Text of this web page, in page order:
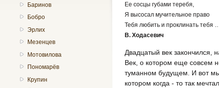
Баринов
Бобро
Эрлих
Мезенцев
Мотовилова
Пономарёв
Крупин
Ее сосцы губами теребя,
Я высосал мучительное право
Тебя любить и проклинать тебя
В. Ходасевич
Двадцатый век закончился,
Век, о котором еще совсем
туманном будущем. И вот
котором когда - то так